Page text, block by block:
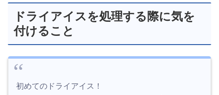
ドライアイスを処理する際に気を
付けること
初めてのドライアイス！